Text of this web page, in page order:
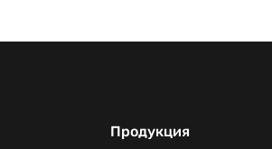
Продукция